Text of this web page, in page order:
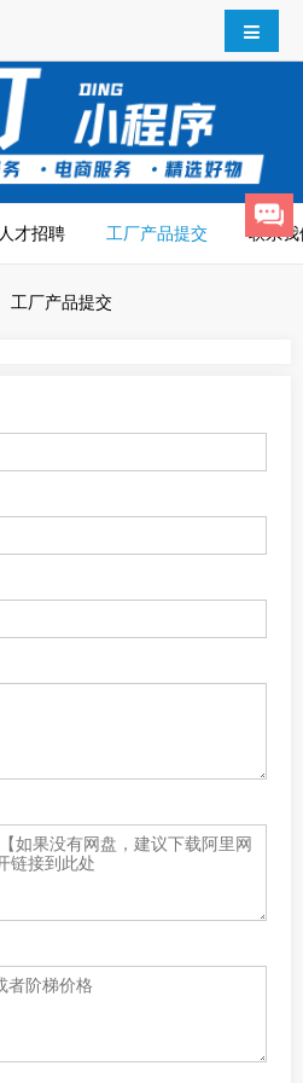
人才招聘 工厂产品提交 联系
工厂产品提交